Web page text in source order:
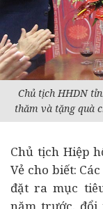
Chủ tịch HHDN
thăm và tặng quà
Chủ tịch Hiệp
Vẻ cho biết:
đặt ra mục